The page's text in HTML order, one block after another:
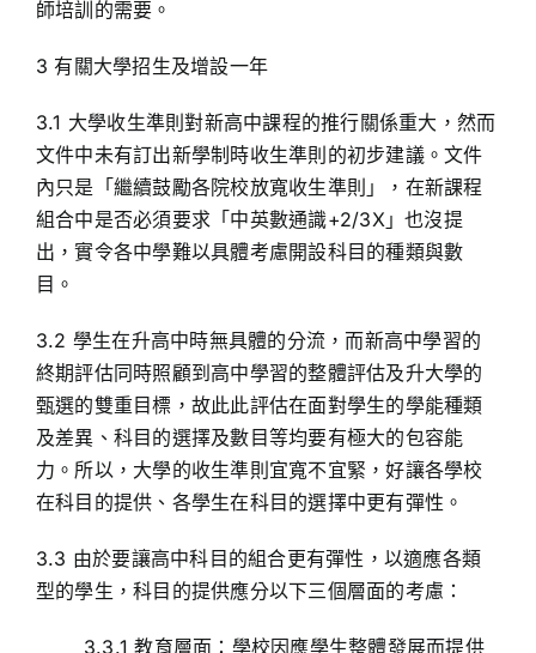
師培訓的需要。
3 有關大學招生及增設一年
3.1 大學收生準則對新高中課程的推行關係重大，然而
文件中未有訂出新學制時收生準則的初步建議。文件
內只是「繼續鼓勵各院校放寬收生準則」，在新課程
組合中是否必須要求「中英數通識+2/3X」也沒提
出，實令各中學難以具體考慮開設科目的種類與數
目。
3.2 學生在升高中時無具體的分流，而新高中學習的
終期評估同時照顧到高中學習的整體評估及升大學的
甄選的雙重目標，故此此評估在面對學生的學能種類
及差異、科目的選擇及數目等均要有極大的包容能
力。所以，大學的收生準則宜寬不宜緊，好讓各學校
在科目的提供、各學生在科目的選擇中更有彈性。
3.3 由於要讓高中科目的組合更有彈性，以適應各類
型的學生，科目的提供應分以下三個層面的考慮：
3.3.1 教育層面：學校因應學生整體發展而提供